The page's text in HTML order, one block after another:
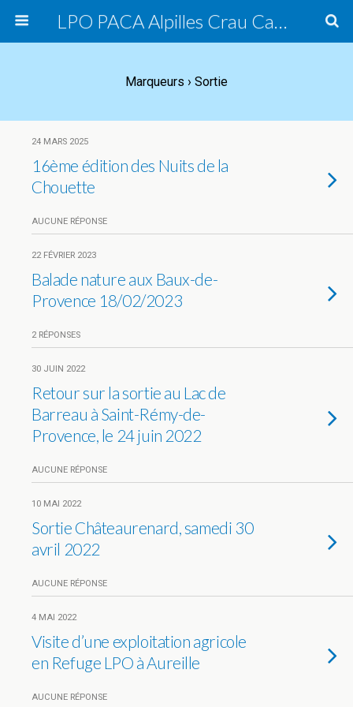
LPO PACA Alpilles Crau Camargue, groupe local
Marqueurs › Sortie
24 MARS 2025
16ème édition des Nuits de la
Chouette
AUCUNE RÉPONSE
22 FÉVRIER 2023
Balade nature aux Baux-de-
Provence 18/02/2023
2 RÉPONSES
30 JUIN 2022
Retour sur la sortie au Lac de
Barreau à Saint-Rémy-de-
Provence, le 24 juin 2022
AUCUNE RÉPONSE
10 MAI 2022
Sortie Châteaurenard, samedi 30
avril 2022
AUCUNE RÉPONSE
4 MAI 2022
Visite d’une exploitation agricole
en Refuge LPO à Aureille
AUCUNE RÉPONSE